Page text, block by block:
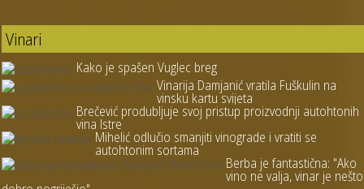
Vinari
Kako je spašen Vuglec breg
Vinarija Damjanić vratila Fuškulin na
vinsku kartu svijeta
Brečević produbljuje svoj pristup proizvodnji autohtonih
vina Istre
Mihelić odlučio smanjiti vinograde i vratiti se
autohtonim sortama
Berba je fantastična: "Ako
vino ne valja, vinar je nešto